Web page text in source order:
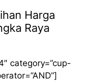
Harga
Raya
category=”cup-